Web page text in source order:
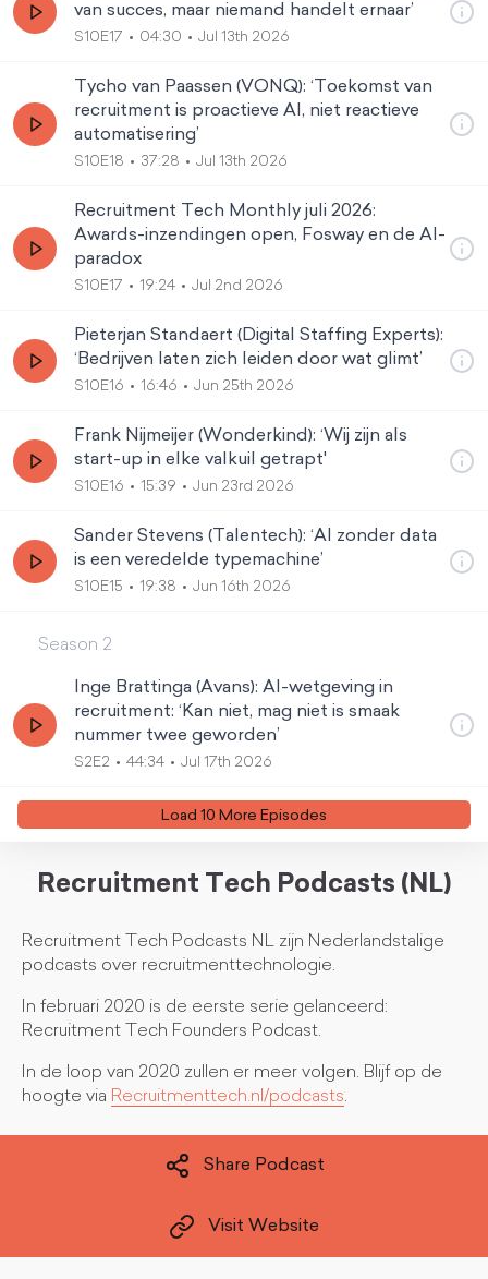
van succes, maar niemand handelt ernaar’
S10E17 04:30 Jul 13th 2026
Tycho van Paassen (VONQ): ‘Toekomst van
recruitment is proactieve AI, niet reactieve
automatisering’
S10E18 37:28 Jul 13th 2026
Recruitment Tech Monthly juli 2026:
Awards-inzendingen open, Fosway en de AI-
paradox
S10E17 19:24 Jul 2nd 2026
Pieterjan Standaert (Digital Staffing Experts):
‘Bedrijven laten zich leiden door wat glimt’
S10E16 16:46 Jun 25th 2026
Frank Nijmeijer (Wonderkind): ‘Wij zijn als
start-up in elke valkuil getrapt'
S10E16 15:39 Jun 23rd 2026
Sander Stevens (Talentech): ‘AI zonder data
is een veredelde typemachine’
S10E15 19:38 Jun 16th 2026
Season 2
Inge Brattinga (Avans): AI-wetgeving in
recruitment: ‘Kan niet, mag niet is smaak
nummer twee geworden’
S2E2 44:34 Jul 17th 2026
Load 10 More Episodes
Recruitment Tech Podcasts (NL)
Recruitment Tech Podcasts NL zijn Nederlandstalige
podcasts over recruitmenttechnologie.
In februari 2020 is de eerste serie gelanceerd:
Recruitment Tech Founders Podcast.
In de loop van 2020 zullen er meer volgen. Blijf op de
hoogte via Recruitmenttech.nl/podcasts.
Share Podcast
Visit Website